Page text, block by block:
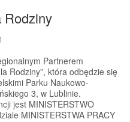
Rodziny
Partnerem
Rodziny”, która odbędzie się
Parku Naukowo-
3, w Lublinie.
jest MINISTERSTWO
MINISTERSTWA PRACY